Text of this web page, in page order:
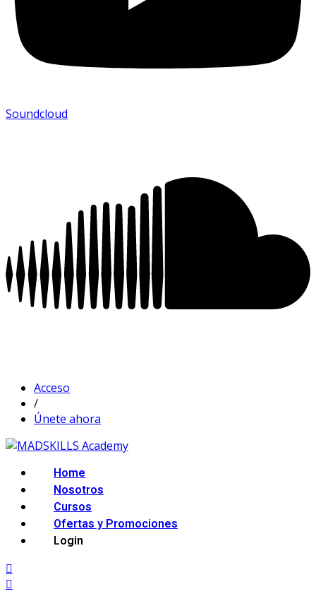
Soundcloud
Acceso
/
Únete ahora
Home
Nosotros
Cursos
Ofertas y Promociones
Login